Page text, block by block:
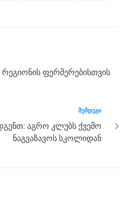
რეგიონის ფერმერებისთვის
ᲨᲔᲛᲓᲔᲒᲘ
აგრო კლუბს ქვემო
ნაგვაზავოს სკოლიდან